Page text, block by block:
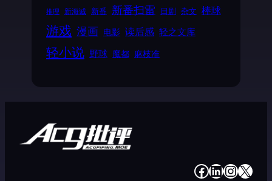
推理 新海诚 新番 新番扫雷 日剧 杂文 棒球
游戏 漫画 电影 读后感 轻之文库
轻小说 野球 魔都 麻枝准
# # # #